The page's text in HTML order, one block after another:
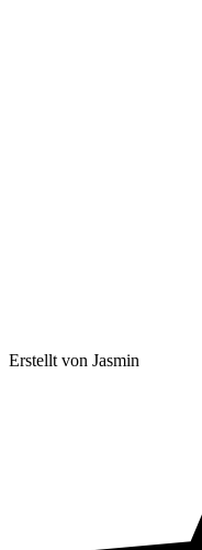
Erstellt von Jasmin